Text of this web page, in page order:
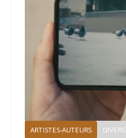
ARTISTES-AUTEURS DIVERS